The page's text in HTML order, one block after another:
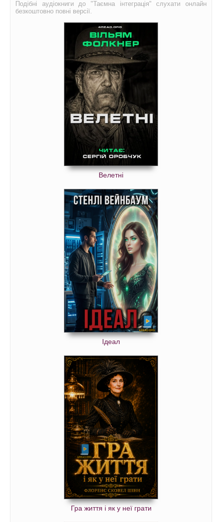
Подібні аудіокниги до "Таємна інтеграція" слухати онлайн
безкоштовно повні версії.
Велетні
Ідеал
Гра життя і як у неї грати